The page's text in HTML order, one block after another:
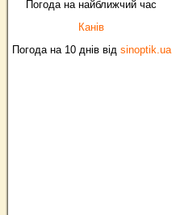
Погода на найближчий час
Канів
Погода на 10 днів від sinoptik.ua